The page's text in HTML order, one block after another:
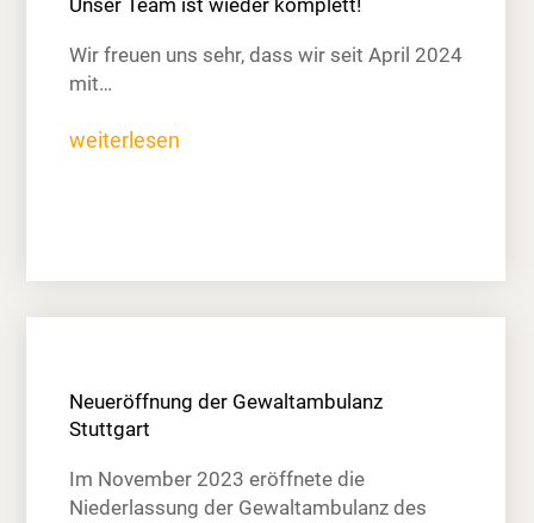
Unser Team ist wieder komplett!
Wir freuen uns sehr, dass wir seit April 2024
mit…
weiterlesen
Neueröffnung der Gewaltambulanz
Stuttgart
Im November 2023 eröffnete die
Niederlassung der Gewaltambulanz des